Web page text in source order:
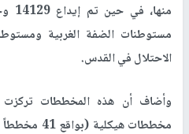
مستوطنات الضفة الغربية
الاحتلال في القدس.